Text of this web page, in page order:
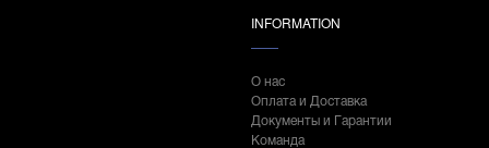
INFORMATION
О нас
Оплата и Доставка
Документы и Гарантии
Команда